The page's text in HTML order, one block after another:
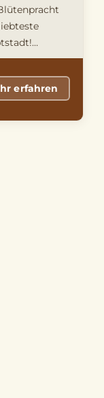
erfahren